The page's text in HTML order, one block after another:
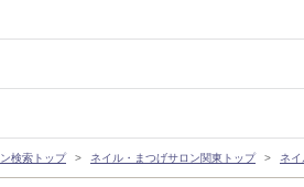
検索トップ ネイル・まつげサロン関東トップ ネ